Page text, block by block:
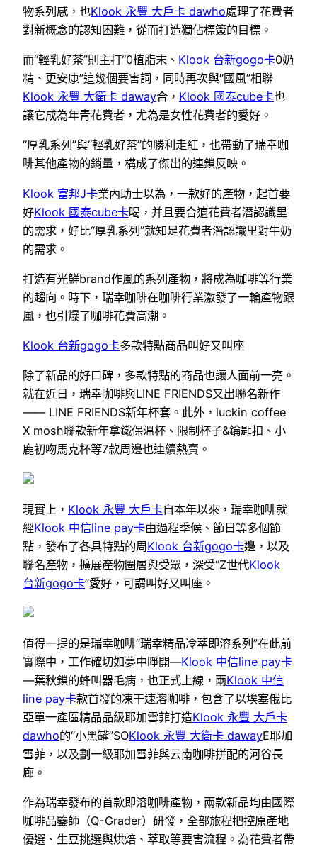
物系列感，也Klook 永豐 大戶卡 dawho處理了花費者
對新概念的認知困難，從而打造獨佔標簽的目標。
而“輕乳好茶”則主打“0植脂末、 Klook 台新gogo卡0奶
精、更安康”這幾個要害詞，同時再次與“國風”相聯
Klook 永豐 大衛卡 daway合， Klook 國泰cube卡也
讓它成為年青花費者，尤為是女性花費者的愛好。
“厚乳系列”與“輕乳好茶”的勝利走紅，也帶動了瑞幸咖
啡其他產物的銷量，構成了傑出的連鎖反映。
Klook 富邦J卡業內助士以為，一款好的產物，起首要
好Klook 國泰cube卡喝，并且要合適花費者潛認識里
的需求，好比“厚乳系列”就知足花費者潛認識里對牛奶
的需求。
打造有光鮮brand作風的系列產物，將成為咖啡等行業
的趨向。時下，瑞幸咖啡在咖啡行業激發了一輪產物跟
風，也引爆了咖啡花費高潮。
Klook 台新gogo卡多款特點商品叫好又叫座
除了新品的好口碑，多款特點的商品也讓人面前一亮。
就在近日，瑞幸咖啡與LINE FRIENDS又出聯名新作
—— LINE FRIENDS新年杯套。此外，luckin coffee
X mosh聯款新年拿鐵保溫杯、限制杯子&鑰匙扣、小
鹿初吻馬克杯等7款周邊也連續熱賣。
現實上， Klook 永豐 大戶卡自本年以來，瑞幸咖啡就
經Klook 中信line pay卡由過程季候、節日等多個節
點，發布了各具特點的周Klook 台新gogo卡邊，以及
聯名產物，擴展產物圈層與受眾，深受“Z世代Klook
台新gogo卡”愛好，可謂叫好又叫座。
值得一提的是瑞幸咖啡“瑞幸精品冷萃即溶系列”在此前
實際中，工作確切如夢中睜開—Klook 中信line pay卡
—葉秋鎖的蜂叫器毛病，也正式上線，兩Klook 中信
line pay卡款首發的凍干速溶咖啡，包含了以埃塞俄比
亞單一產區精品品級耶加雪菲打造Klook 永豐 大戶卡
dawho的“小黑罐”SOKlook 永豐 大衛卡 dawayE耶加
雪菲，以及劃一級耶加雪菲與云南咖啡拼配的河谷長
廊。
作為瑞幸發布的首款即溶咖啡產物，兩款新品均由國際
咖啡品鑒師（Q-Grader）研發，全部旅程把控原產地
優選、生豆挑選與烘焙、萃取等要害流程。為花費者帶